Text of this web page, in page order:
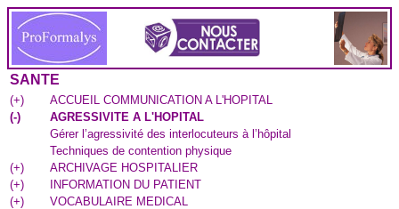
SANTE
(+)
ACCUEIL COMMUNICATION A L'HOPITAL
(-)
AGRESSIVITE A L'HOPITAL
Gérer l’agressivité des interlocuteurs à l’hôpital
Techniques de contention physique
(+)
ARCHIVAGE HOSPITALIER
(+)
INFORMATION DU PATIENT
(+)
VOCABULAIRE MEDICAL